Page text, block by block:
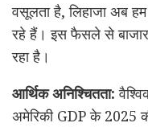
वसूलता है, लिहाजा अब
रहे हैं। इस फैसले से बाजार
रहा है।
आर्थिक अनिश्चितता:
अमेरिकी GDP के 2025